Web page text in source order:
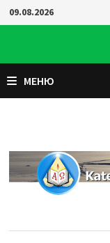
Перейти
к
09.08.2026
МЕНЮ